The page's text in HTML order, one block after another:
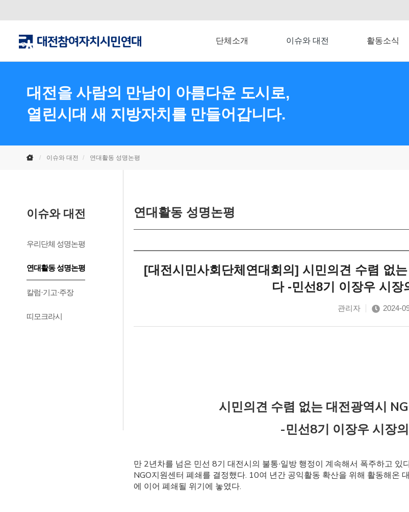
단체소개 이슈와 대전 활동소식
대전을 사람의 만남이 아름다운 도시로,
열린시대 새 지방자치를 만들어갑니다.
이슈와 대전 연대활동 성명논평
이슈와 대전
우리단체 성명논평
연대활동 성명논평
칼럼·기고·주장
띠모크라시
연대활동 성명논평
[대전시민사회단체연대회의] 시민의견 수렴 없
다 -민선8기 이장우 시
관리자 2024-
시민의견 수렴 없는 대전광역시
-민선8기 이장우 시장
만 2년차를 넘은 민선 8기 대전시의 불통∙일방 행정이 계속해서 폭주하고
NGO지원센터 폐쇄를 결정했다. 10여 년간 공익활동 확산을 위해 활동해온
에 이어 폐쇄될 위기에 놓였다.